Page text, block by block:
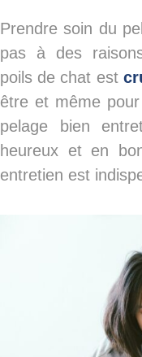
Prendre soin du
pas à des
poils de chat est
être et même
pelage bien
heureux et en
entretien est